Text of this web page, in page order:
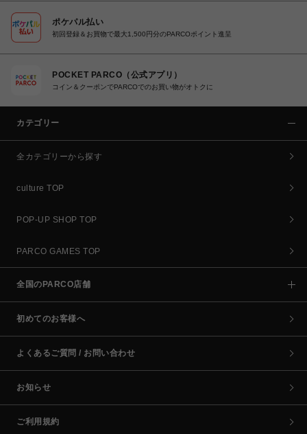
ポケパル払い
初回登録＆お買物で最大1,500円分のPARCOポイント進呈
POCKET PARCO（公式アプリ）
コイン＆クーポンでPARCOでのお買い物がオトクに
カテゴリー
全カテゴリーから探す
culture TOP
POP-UP SHOP TOP
PARCO GAMES TOP
全国のPARCO店舗
初めてのお客様へ
よくあるご質問 / お問い合わせ
お知らせ
ご利用規約